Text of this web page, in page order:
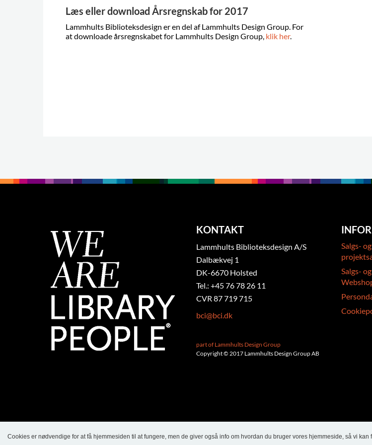
Læs eller download Årsregnskab for 2017
Lammhults Biblioteksdesign er en del af Lammhults Design Group. For
at downloade årsregnskabet for Lammhults Design Group, klik her.
KONTAKT
Lammhults Biblioteksdesign A/S
Dalbækvej 1
DK-6670 Holsted
Tel.: +45 76 78 26 11
CVR 87 719 715
bci@bci.dk
part of Lammhults Design Group
Copyright © 2017 Lammhults Design Group AB
Salgs-
Salgs-
Cookies er nødvendige for at få hjemmesiden til at fungere, men de giver også info om hvordan du bruger vores hjemmeside, så vi